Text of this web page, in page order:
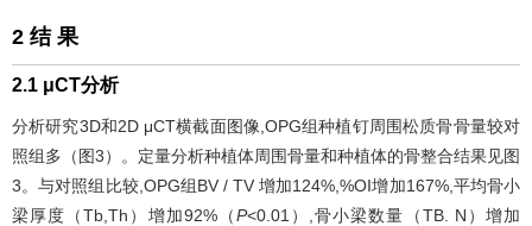
2 结 果
2.1 μCT分析
分析研究3D和2D μCT横截面图像,OPG组种植钉周围松质骨骨量较对
照组多（ 图3）。定量分析种植体周围骨量和种植体的骨整合结果见图
3。与对照组比较,OPG组BV / TV 增加124%,%OI增加167%,平均骨小
梁厚度（Tb,Th）增加92%（P<0.01）,骨小梁数量（TB. N）增加